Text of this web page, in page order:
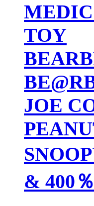
TOY
JOE
& 400％